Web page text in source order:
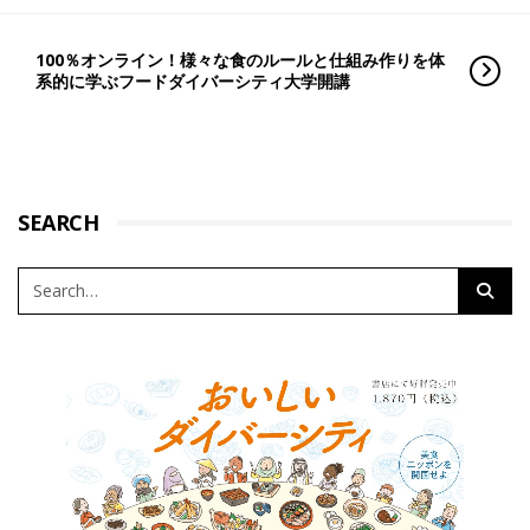
100％オンライン！様々な食のルールと仕組み作りを体
系的に学ぶフードダイバーシティ大学開講
SEARCH